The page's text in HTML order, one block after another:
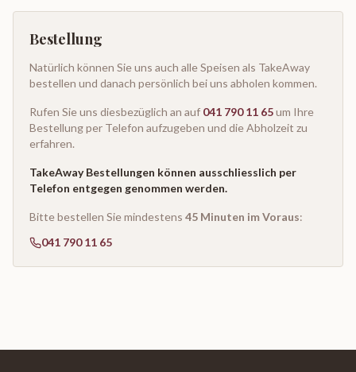
Bestellung
Natürlich können Sie uns auch alle Speisen als TakeAway
bestellen und danach persönlich bei uns abholen kommen.
Rufen Sie uns diesbezüglich an auf 041 790 11 65um Ihre
Bestellung per Telefon aufzugeben und die Abholzeit zu
erfahren.
TakeAway Bestellungen können ausschliesslich per
Telefon entgegen genommen werden.
Bitte bestellen Sie mindestens 45 Minuten im Voraus:
041 790 11 65